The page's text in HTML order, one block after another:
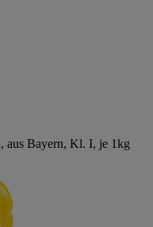
aus Bayern, Kl. I, je 1kg